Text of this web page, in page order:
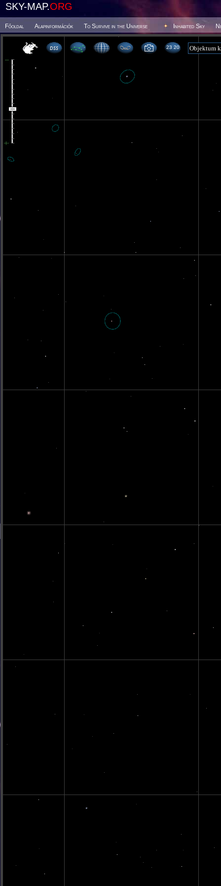
SKY-MAP.ORG
Főoldal Alapinformációk To Survive in the Universe Inhabited Sky
23 20